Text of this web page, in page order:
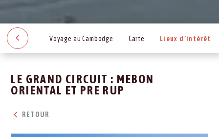
Voyage au Cambodge Carte Lieux d’intérêt
LE GRAND CIRCUIT : MEBON
ORIENTAL ET PRE RUP
RETOUR